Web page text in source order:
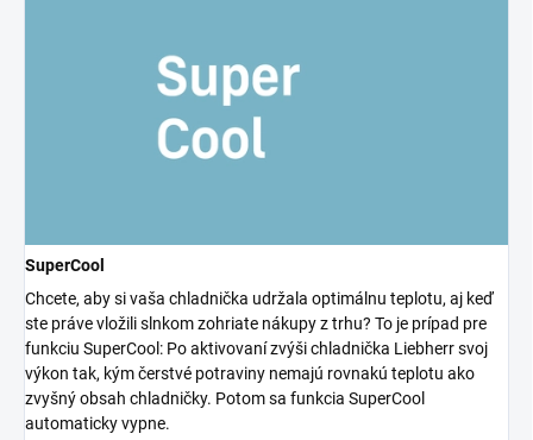
SuperCool
Chcete, aby si vaša chladnička udržala optimálnu teplotu, aj keď
ste práve vložili slnkom zohriate nákupy z trhu? To je prípad pre
funkciu SuperCool: Po aktivovaní zvýši chladnička Liebherr svoj
výkon tak, kým čerstvé potraviny nemajú rovnakú teplotu ako
zvyšný obsah chladničky. Potom sa funkcia SuperCool
automaticky vypne.